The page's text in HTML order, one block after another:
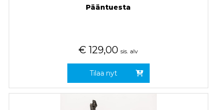
Pääntuesta
€ 129,00 sis. alv
Tilaa nyt